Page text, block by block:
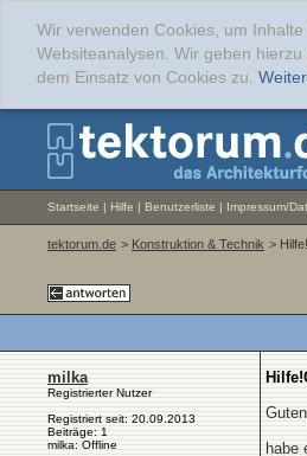
Wir verwenden Cookies, um
Websiteanalysen. Wir geben
dem Einsatz von Cookies zu.
Startseite | Hilfe | Benutzerliste | Impressum/
tektorum.de > Konstruktion & Technik >
milka
Registrierter Nutzer
Registriert seit: 20.09.2013
Beiträge: 1
milka: Offline
habe